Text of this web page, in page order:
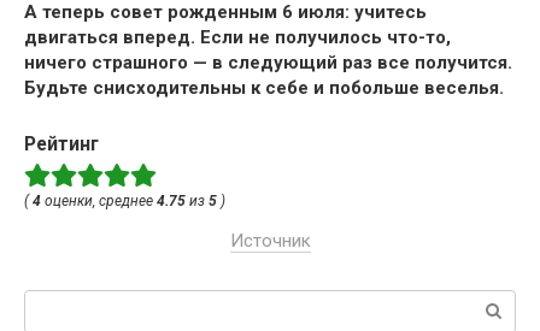
А теперь совет рожденным 6 июля: учитесь
двигаться вперед. Если не получилось что-то,
ничего страшного — в следующий раз все получится.
Будьте снисходительны к себе и побольше веселья.
Рейтинг
(4 оценки, среднее 4.75 из 5 )
Источник